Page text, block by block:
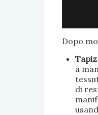
Dopo
a
di